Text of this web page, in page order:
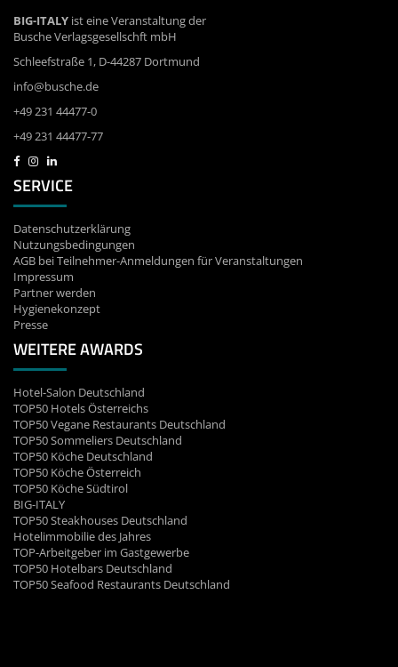
BIG-ITALY ist eine Veranstaltung der
Busche Verlagsgesellschft mbH
Schleefstraße 1, D-44287 Dortmund
info@busche.de
+49 231 44477-0
+49 231 44477-77
SERVICE
Datenschutzerklärung
Nutzungsbedingungen
AGB bei Teilnehmer-Anmeldungen für Veranstaltungen
Impressum
Partner werden
Hygienekonzept
Presse
WEITERE AWARDS
Hotel-Salon Deutschland
TOP50 Hotels Österreichs
TOP50 Vegane Restaurants Deutschland
TOP50 Sommeliers Deutschland
TOP50 Köche Deutschland
TOP50 Köche Österreich
TOP50 Köche Südtirol
BIG-ITALY
TOP50 Steakhouses Deutschland
Hotelimmobilie des Jahres
TOP-Arbeitgeber im Gastgewerbe
TOP50 Hotelbars Deutschland
TOP50 Seafood Restaurants Deutschland